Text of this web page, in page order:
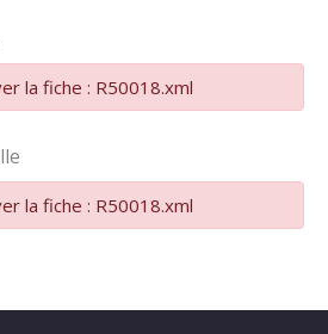
la fiche : R50018.xml
la fiche : R50018.xml